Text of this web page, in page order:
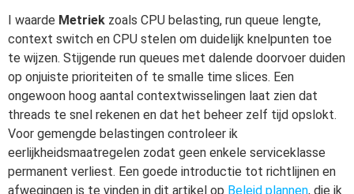
I waarde Metriek zoals CPU belasting, run queue lengte,
context switch en CPU stelen om duidelijk knelpunten toe
te wijzen. Stijgende run queues met dalende doorvoer duiden
op onjuiste prioriteiten of te smalle time slices. Een
ongewoon hoog aantal contextwisselingen laat zien dat
threads te snel rekenen en dat het beheer zelf tijd opslokt.
Voor gemengde belastingen controleer ik
eerlijkheidsmaatregelen zodat geen enkele serviceklasse
permanent verliest. Een goede introductie tot richtlijnen en
afwegingen is te vinden in dit artikel op Beleid plannen, die ik